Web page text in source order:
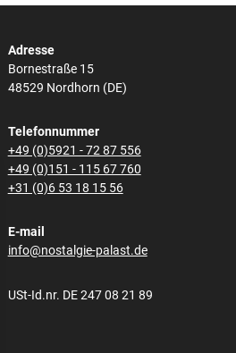
Adresse
Bornestraße 15
48529 Nordhorn (DE)
Telefonnummer
+49 (0)5921 - 72 87 556
+49 (0)151 - 115 67 760
+31 (0)6 53 18 15 56
E-mail
info@nostalgie-palast.de
USt-Id.nr. DE 247 08 21 89